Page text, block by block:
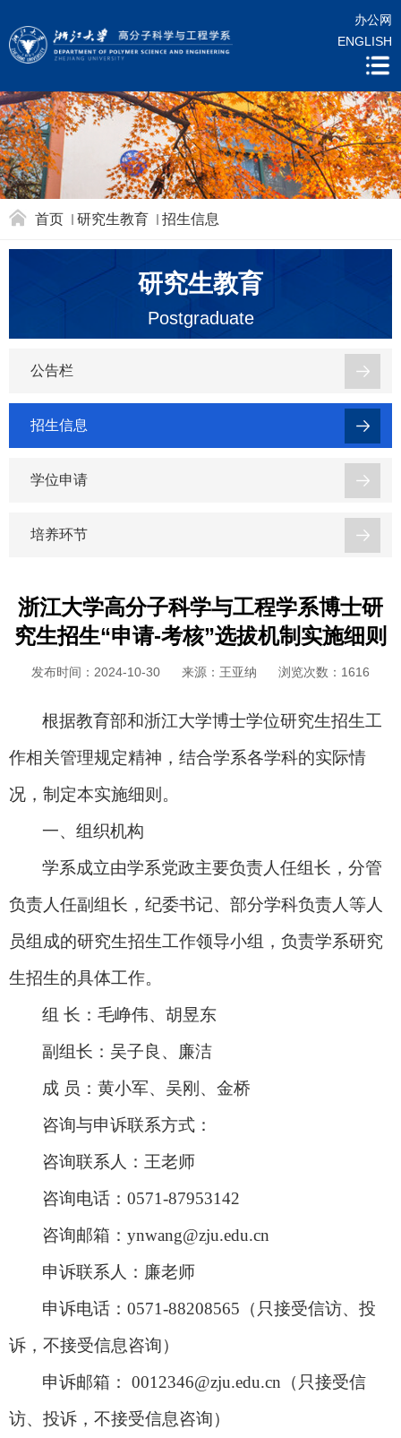
办公网
ENGLISH
首页 研究生教育 招生信息
研究生教育
Postgraduate
公告栏
招生信息
学位申请
培养环节
浙江大学高分子科学与工程学系博士研
究生招生“申请-考核”选拔机制实施细则
发布时间：2024-10-30 来源：王亚纳 浏览次数： 1616
根据教育部和浙江大学博士学位研究生招生工
作相关管理规定精神，结合学系各学科的实际情
况，制定本实施细则。
一、组织机构
学系成立由学系党政主要负责人任组长，分管
负责人任副组长，纪委书记、部分学科负责人等人
员组成的研究生招生工作领导小组，负责学系研究
生招生的具体工作。
组 长：毛峥伟、胡昱东
副组长：吴子良、廉洁
成 员：黄小军、吴刚、金桥
咨询与申诉联系方式：
咨询联系人：王老师
咨询电话： 0571-87953142
咨询邮箱： ynwang@zju.edu.cn
申诉联系人：廉老师
申诉电话： 0571-88208565（只接受信访、投
诉，不接受信息咨询）
申诉邮箱：
0012346@zju.edu.cn（只接受信
访、投诉，不接受信息咨询）